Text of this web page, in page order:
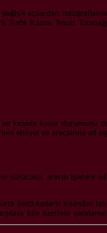
açılardan
Kazası Tespit
kazada kusur durumunu
ehliyet ve araçlarına ait
aracın işleteni
limiti kadarki kısımdan
bile özellikle